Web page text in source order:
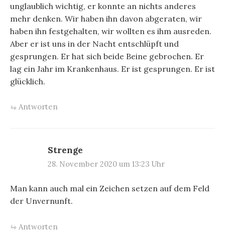
unglaublich wichtig, er konnte an nichts anderes
mehr denken. Wir haben ihn davon abgeraten, wir
haben ihn festgehalten, wir wollten es ihm ausreden.
Aber er ist uns in der Nacht entschlüpft und
gesprungen. Er hat sich beide Beine gebrochen. Er
lag ein Jahr im Krankenhaus. Er ist gesprungen. Er ist
glücklich.
Antworten
Strenge
28. November 2020 um 13:23 Uhr
Man kann auch mal ein Zeichen setzen auf dem Feld
der Unvernunft.
Antworten